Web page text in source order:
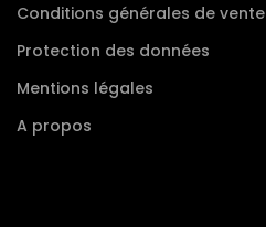
Conditions générales de vente
Protection des données
Mentions légales
A propos